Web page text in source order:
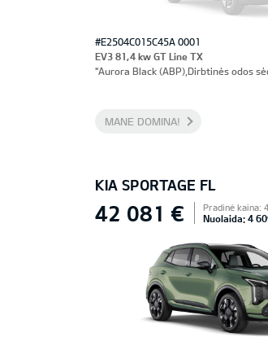
#E2504C015C45A 0001
EV3 81,4 kw GT Line TX
"Aurora Black (ABP),Dirbtinės odos
MANE DOMINA!
KIA SPORTAGE FL
42 081 € Pradinė kaina:
Nuolaida: 4